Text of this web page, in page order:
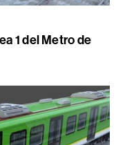
1 del Metro de